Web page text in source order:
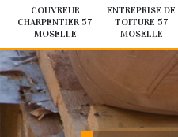
COUVREUR
CHARPENTIER 57
MOSELLE
ENTREPRISE DE
TOITURE 57
MOSELLE